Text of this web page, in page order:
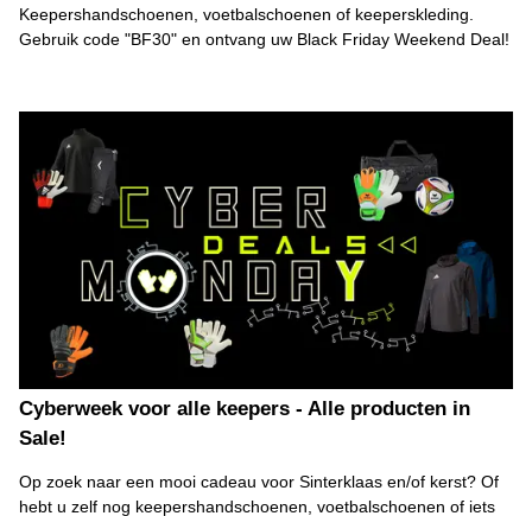
Keepershandschoenen, voetbalschoenen of keeperskleding.
Gebruik code "BF30" en ontvang uw Black Friday Weekend Deal!
Cyberweek voor alle keepers - Alle producten in
Sale!
Op zoek naar een mooi cadeau voor Sinterklaas en/of kerst? Of
hebt u zelf nog keepershandschoenen, voetbalschoenen of iets